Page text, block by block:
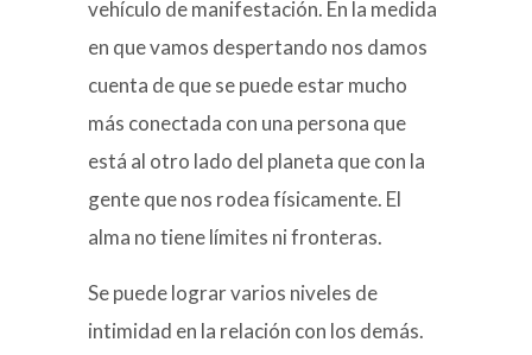
vehículo de manifestación. En la medida
en que vamos despertando nos damos
cuenta de que se puede estar mucho
más conectada con una persona que
está al otro lado del planeta que con la
gente que nos rodea físicamente. El
alma no tiene límites ni fronteras.
Se puede lograr varios niveles de
intimidad en la relación con los demás.